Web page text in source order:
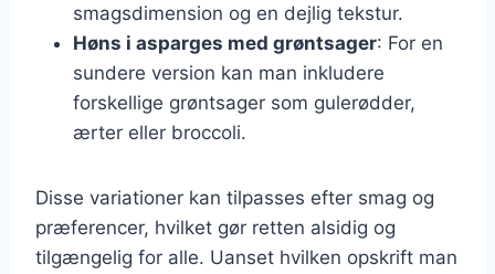
smagsdimension og en dejlig tekstur.
Høns i asparges med grøntsager: For en
sundere version kan man inkludere
forskellige grøntsager som gulerødder,
ærter eller broccoli.
Disse variationer kan tilpasses efter smag og
præferencer, hvilket gør retten alsidig og
tilgængelig for alle. Uanset hvilken opskrift man